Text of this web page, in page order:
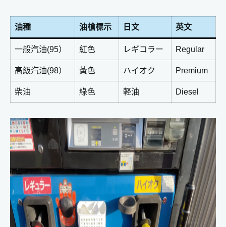
油種 油槍標示 日文 英文
一般汽油(95） 紅色 レギコラー Regular
高級汽油(98） 黃色 ハイオク Premium
柴油 綠色 軽油 Diesel